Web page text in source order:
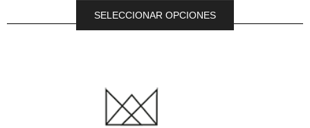
SELECCIONAR OPCIONES